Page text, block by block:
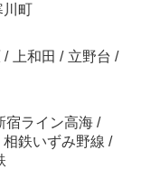
川町
/ 上和田 / 立野台 /
宿ライン高海 /
相鉄いずみ野線 /